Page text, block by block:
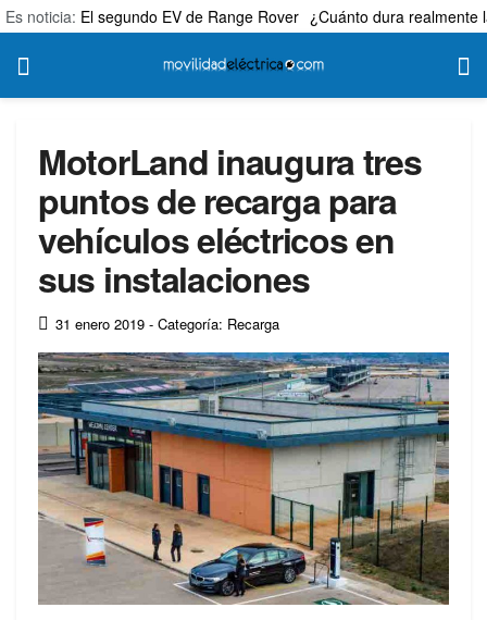
Es noticia: El segundo EV de Range Rover ¿Cuánto dura realmente
MotorLand inaugura tres
puntos de recarga para
vehículos eléctricos en
sus instalaciones
31 enero 2019 - Categoría: Recarga